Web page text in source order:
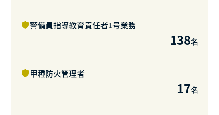
警備員指導教育責任者1号業務
138名
甲種防火管理者
17名